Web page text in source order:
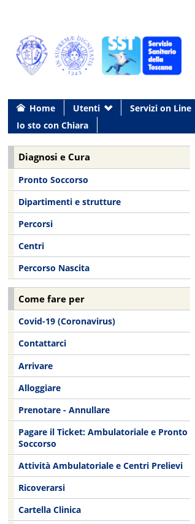
Home Utenti Servizi on Line
Io sto con Chiara
Diagnosi e Cura
Pronto Soccorso
Dipartimenti e strutture
Percorsi
Centri
Percorso Nascita
Come fare per
Covid-19 (Coronavirus)
Contattarci
Arrivare
Alloggiare
Prenotare - Annullare
Pagare il Ticket: Ambulatoriale e Pronto
Soccorso
Attività Ambulatoriale e Centri Prelievi
Ricoverarsi
Cartella Clinica